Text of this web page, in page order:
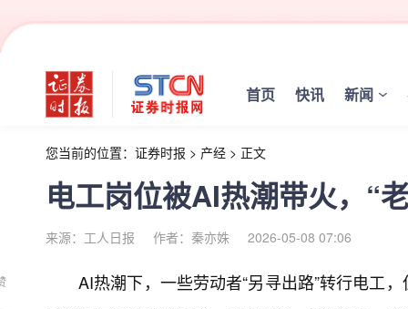
首页 快讯 新闻
您当前的位置： 证券时报 > 产经 > 正文
电工岗位被AI热潮带火，“
来源：工人日报 作者：秦亦姝 2026-05-08 07:06
AI热潮下，一些劳动者“另寻出路”转行电工